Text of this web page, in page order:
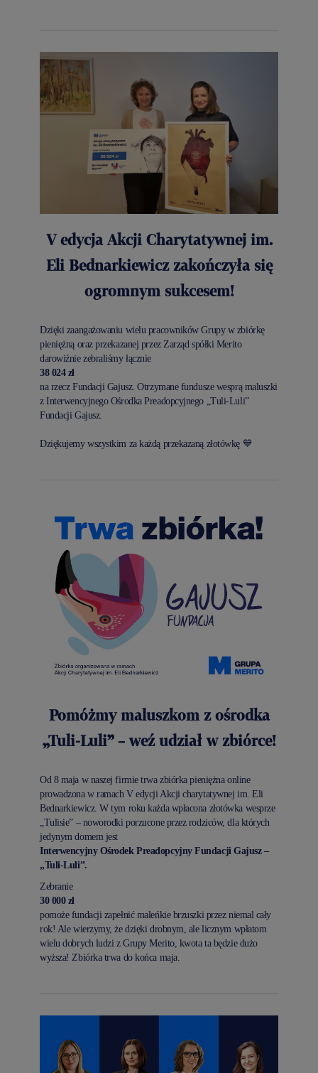
V edycja Akcji Charytatywnej im.
Eli Bednarkiewicz zakończyła się
ogromnym sukcesem!
Dzięki zaangażowaniu wielu pracowników Grupy w zbiórkę
pieniężną oraz przekazanej przez Zarząd spółki Merito
darowiźnie zebraliśmy łącznie
38 024 zł
na rzecz Fundacji Gajusz. Otrzymane fundusze wesprą maluszki
z Interwencyjnego Ośrodka Preadopcyjnego „Tuli-Luli”
Fundacji Gajusz.
Dziękujemy wszystkim za każdą przekazaną złotówkę 💙
Pomóżmy maluszkom z ośrodka
„Tuli-Luli” – weź udział w zbiórce!
Od 8 maja w naszej firmie trwa zbiórka pieniężna online
prowadzona w ramach V edycji Akcji charytatywnej im. Eli
Bednarkiewicz. W tym roku każda wpłacona złotówka wesprze
„Tulisie” – noworodki porzucone przez rodziców, dla których
jedynym domem jest
Interwencyjny Ośrodek Preadopcyjny Fundacji Gajusz –
„Tuli-Luli”.
Zebranie
30 000 zł
pomoże fundacji zapełnić maleńkie brzuszki przez niemal cały
rok! Ale wierzymy, że dzięki drobnym, ale licznym wpłatom
wielu dobrych ludzi z Grupy Merito, kwota ta będzie dużo
wyższa! Zbiórka trwa do końca maja.